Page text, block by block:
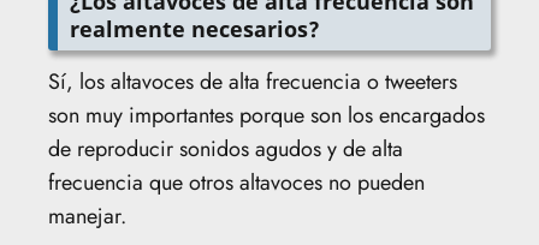
realmente necesarios?
Sí, los altavoces de alta frecuencia o tweeters
son muy importantes porque son los encargados
de reproducir sonidos agudos y de alta
frecuencia que otros altavoces no pueden
manejar.